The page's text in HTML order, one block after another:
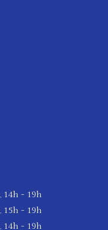
, 14h - 19h
, 15h - 19h
, 14h - 19h